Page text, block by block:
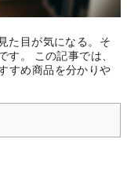
た目が気になる。そ
す。 この記事では、
すめ商品を分かりや